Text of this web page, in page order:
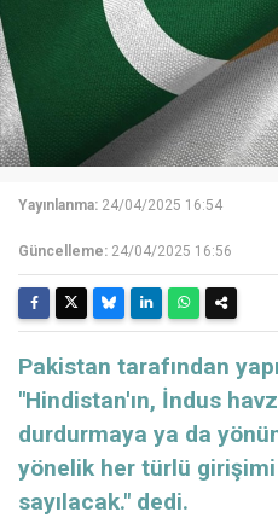
Yayınlanma: 24/04/2025 16:54
Güncelleme: 24/04/2025 16:56
Pakistan tarafından
"Hindistan'ın, İndus
durdurmaya ya da
yönelik her türlü
sayılacak." dedi.